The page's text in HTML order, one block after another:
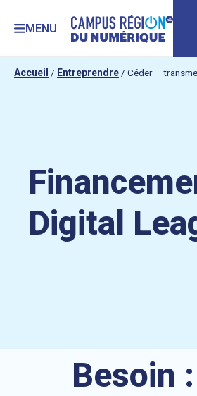
MENU
Accueil / Entreprendre / Céder –
Digital
Besoin :